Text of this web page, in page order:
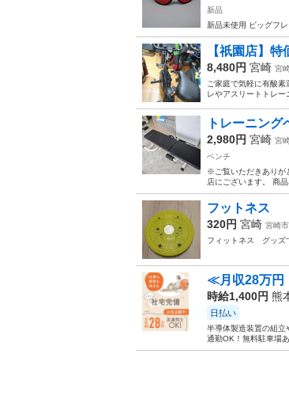
新品
新品未使用 ビッグフ
【祇園店】
8,480円 宮崎 宮
ご家庭で気軽に有酸
レやアスリートトレ
トレーニン
2,980円 宮崎 宮
ベンチ
※ご覧いただきありが
店にございます。 商
フットネス
320円 宮崎 宮崎市
フィットネス グッズ
≪月収28万円
時給1,400円 熊
日払い
半導体製造装置の組
通勤OK！無料駐車場